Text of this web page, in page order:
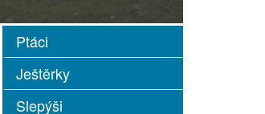
Ptáci
Ještěrky
Slepýši